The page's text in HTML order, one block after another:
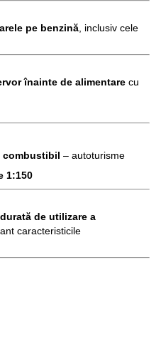
pe benzină , inclusiv cele
înainte de alimentare cu
combustibil – autoturisme
1:150
de utilizare a
caracteristicile